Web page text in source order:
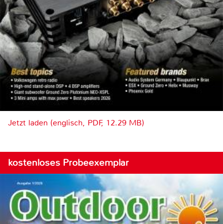
Jetzt laden (englisch, PDF, 12.29 MB)
kostenloses Probeexemplar